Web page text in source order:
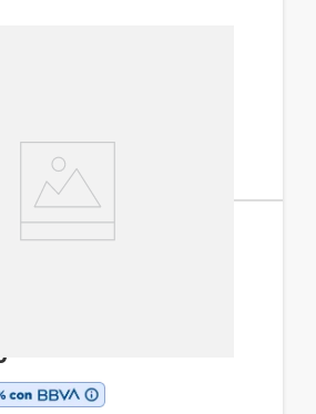
La Roche-Posay Anthelios
Fps 50 x 50 ml